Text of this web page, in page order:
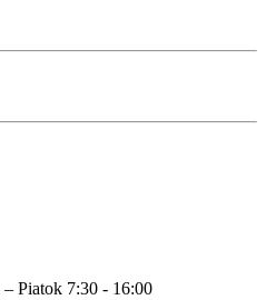
– Piatok 7:30 - 16:00